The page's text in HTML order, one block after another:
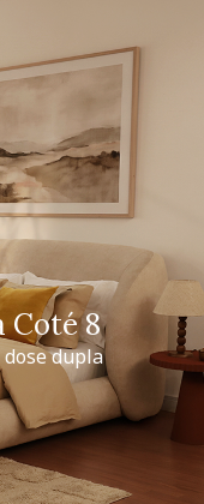
Coté 8
dupla